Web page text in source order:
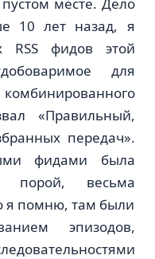
10 лет назад, я
RSS фидов этой
для
«Правильный,
передач».
фидами была
весьма
я помню, там были
эпизодов,